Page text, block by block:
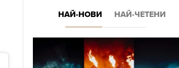
НАЙ-НОВИ НАЙ-ЧЕТЕНИ